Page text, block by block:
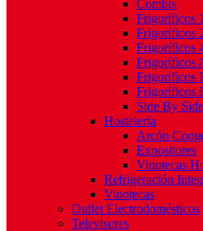
Combis
Frigoríficos
Frigoríficos
Frigoríficos
Frigoríficos
Frigoríficos
Frigoríficos
Side By Side
Hostelería
Arcón
Expositores
Vinotecas
Refrigeración
Vinotecas
Outlet Electrodomésticos
Televisores